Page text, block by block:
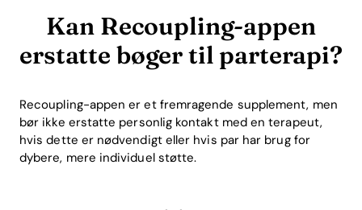
Kan Recoupling-appen
erstatte bøger til parterapi?
Recoupling-appen er et fremragende supplement, men
bør ikke erstatte personlig kontakt med en terapeut,
hvis dette er nødvendigt eller hvis par har brug for
dybere, mere individuel støtte.